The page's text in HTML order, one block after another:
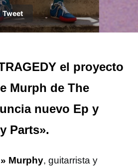
Tweet
el proyecto
Murph de The
nuevo Ep y
Parts».
Murphy, guitarrista y